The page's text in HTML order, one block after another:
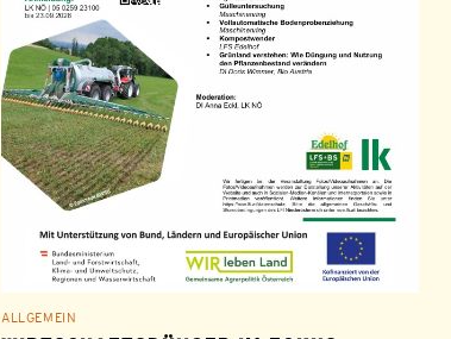
ALLGEMEIN